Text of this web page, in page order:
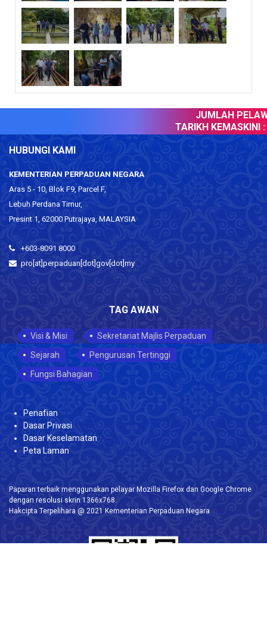
JUMLAH
TARIKH KEMASKINI :
HUBUNGI KAMI
KEMENTERIAN PERPADUAN NEGARA
Aras 5 - 10, Blok F9, Parcel F,
Lebuh Perdana Timur,
Presint 1, 62000 Putrajaya, MALAYSIA
+603-8091 8000
pro[at]perpaduan[dot]gov[dot]my
TAG AWAN
Visi & Misi
Sekretariat Majlis Perpaduan
Sejarah
Pengurusan Tertinggi
Fungsi Bahagian
Penafian
Dasar Privasi
Dasar Keselamatan
Peta Laman
Paparan terbaik menggunakan pelayar Mozilla Firefox dan Google Chrome
dengan resolusi skrin 1366x768.
Hakcipta Terpelihara @ 2021 Kementerian Perpaduan Negara